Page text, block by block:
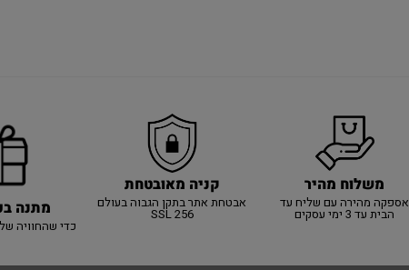
משלוח מהיר
אספקה מהירה עם שליח עד
הבית עד 3 ימי עסקים
קניה מאובטחת
אבטחת אתר בתקן הגבוה בעולם
SSL 256 מתנה
כדי שהחוויה